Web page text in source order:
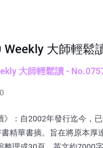
Weekly 大師輕鬆
大師輕鬆讀 -
》：自2002年發行迄今，
精華書摘。旨在將原本厚